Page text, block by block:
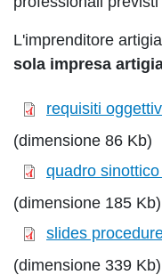
L'imprenditore
sola impresa
requisiti
(dimensione 86 Kb)
quadro
(dimensione 185 Kb)
slides
(dimensione 339 Kb)